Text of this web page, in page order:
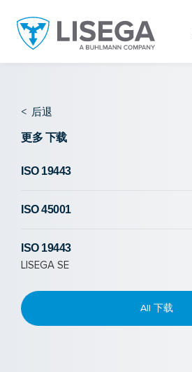
< 后退
更多 下载
ISO 19443
ISO 45001
ISO 19443
LISEGA SE
All 下载